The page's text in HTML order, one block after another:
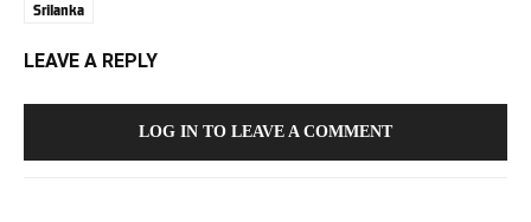
Srilanka
LEAVE A REPLY
LOG IN TO LEAVE A COMMENT